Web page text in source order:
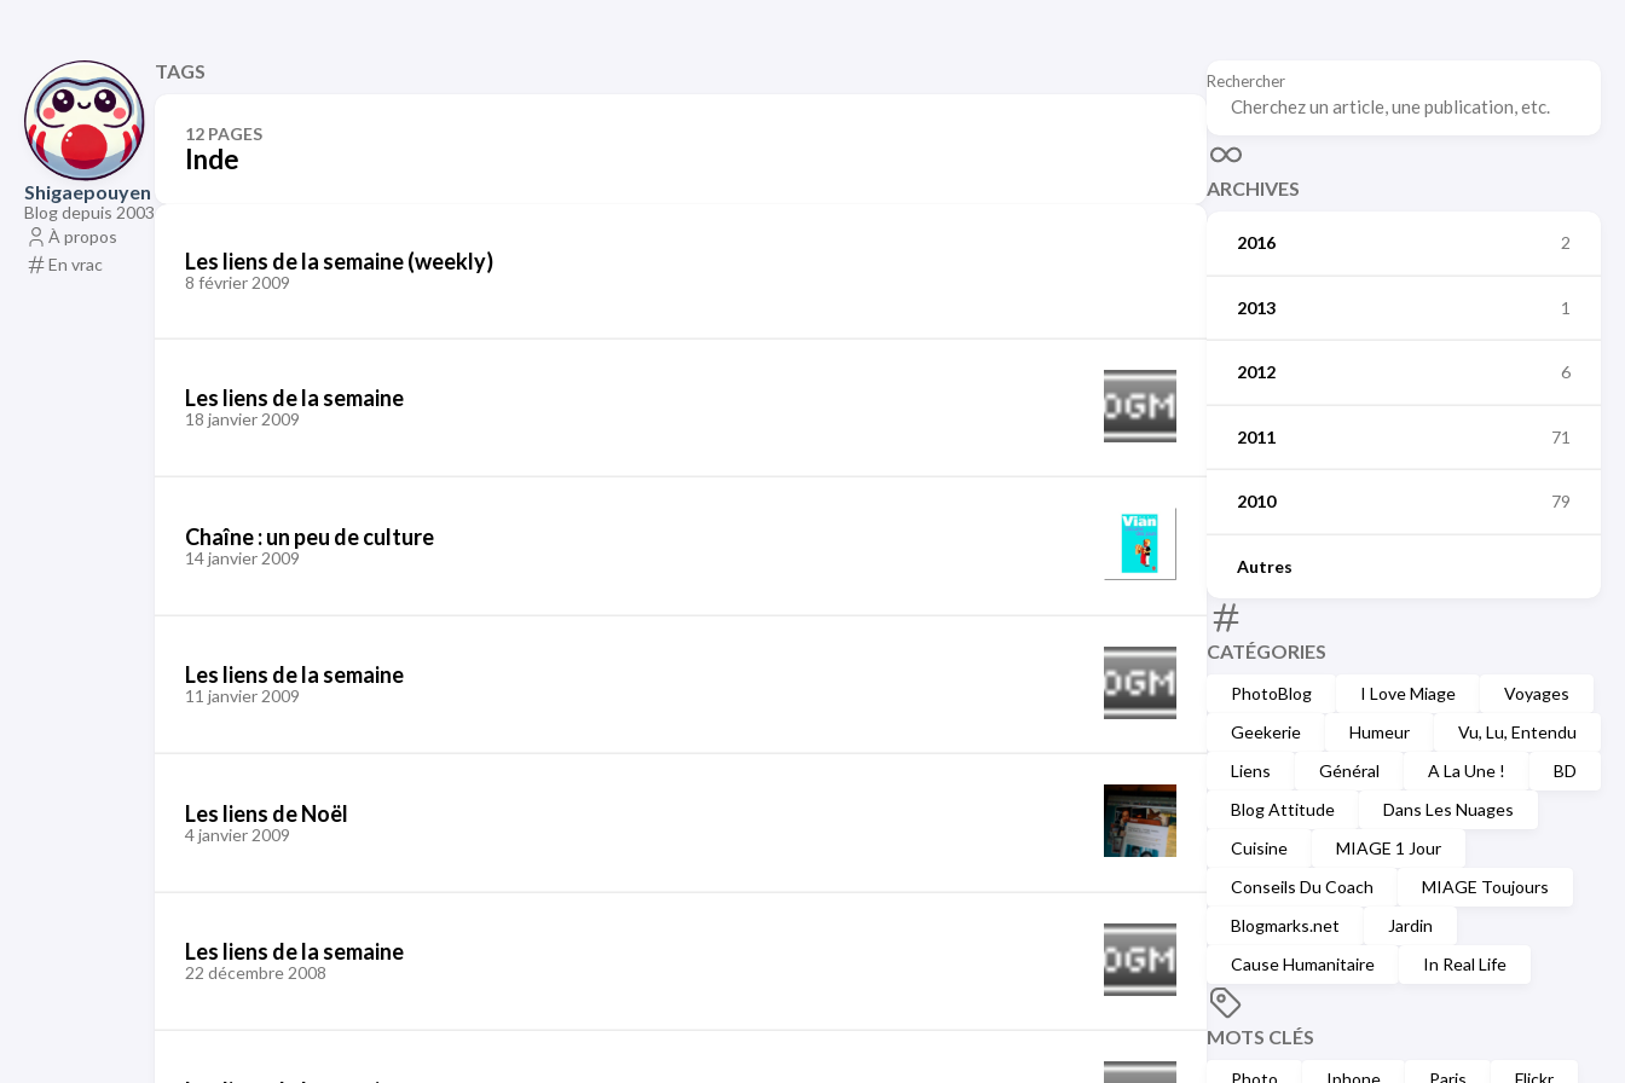
Shigaepouyen
Blog depuis 2003
À propos
En vrac
Rechercher
ARCHIVES
2016 2
2013 1
2012 6
2011 71
2010 79
Autres
CATÉGORIES
PhotoBlog I Love Miage
Voyages
Geekerie
Humeur
Vu, Lu, Entendu
Liens
Général A La Une !
BD
Blog Attitude
Dans Les Nuages
Cuisine
MIAGE 1 Jour
Conseils Du Coach
MIAGE Toujours
Blogmarks.net
Jardin
Cause Humanitaire
In Real Life
MOTS CLÉS
Photo Iphone Paris Flickr
TAGS
12 PAGES
Inde
Les liens de la semaine (weekly)
8 février 2009
Les liens de la semaine
18 janvier 2009
Chaîne : un peu de culture
14 janvier 2009
Les liens de la semaine
11 janvier 2009
Les liens de Noël
4 janvier 2009
Les liens de la semaine
22 décembre 2008